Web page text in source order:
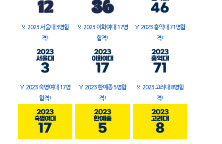
🏅 2023 서울대 3명합
격!
🏅 2023 이화여대 17명
합격!
🏅 2023 홍익대 71명합
격!
🏅 2023 숙명여대 17명
합격!
🏅 2023 한예종 5명합
격!
🏅 2023 고려대 8명합
격!